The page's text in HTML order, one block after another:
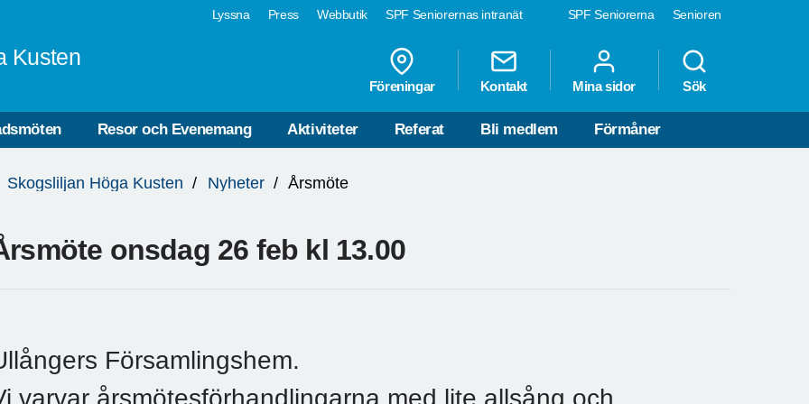
SPF Seniorerna Senioren
Lyssna Press Webbutik SPF Seniorernas intranät
Kusten
Föreningar Kontakt Mina sidor Sök
Resor och Evenemang Aktiviteter Referat Bli medlem Förmåner
Skogsliljan Höga Kusten Nyheter Årsmöte
onsdag 26 feb kl 13.00
Församlingshem.
varvar årsmötesförhandlingarna med lite allsång och